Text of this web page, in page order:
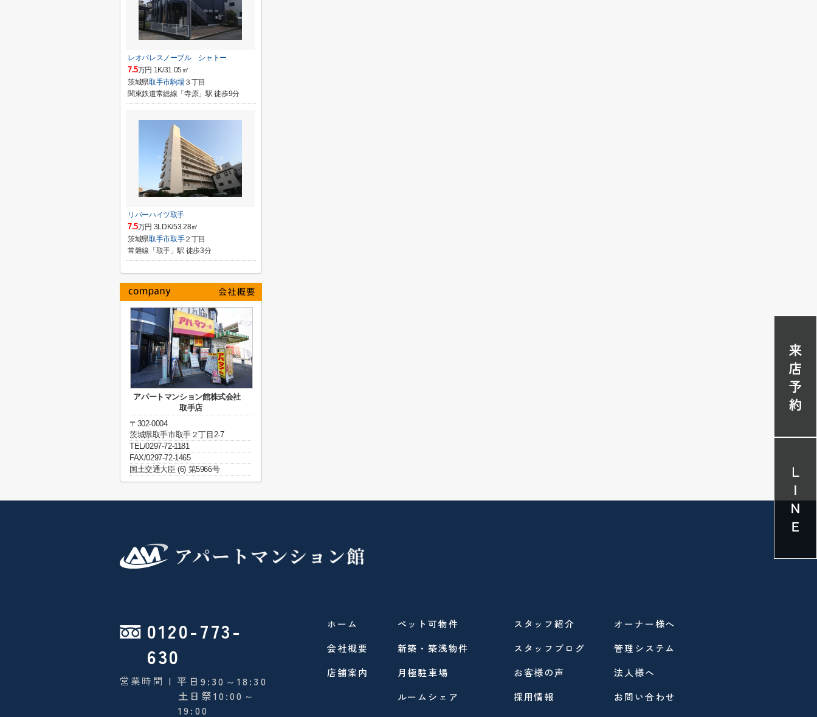
レオパレスノーブル シャトー
7.5万円 1K/31.05㎡
茨城県取手市駒場３丁目
関東鉄道常総線「寺原」駅 徒歩9分
リバーハイツ取手
7.5万円 3LDK/53.28㎡
茨城県取手市取手２丁目
常磐線「取手」駅 徒歩3分
アパートマンション館株式会社
取手店
〒302-0004
茨城県取手市取手２丁目2-7
TEL/0297-72-1181
FAX/0297-72-1465
国土交通大臣 (6) 第5966号
0120-773-
630
営業時間 | 平日9:30～18:30
土日祭10:00～
19:00
ホーム
会社概要
店舗案内
ペット可物件
新築・築浅物件
月極駐車場
ルームシェア
スタッフ紹介
スタッフブログ
お客様の声
採用情報
オーナー様へ
管理システム
法人様へ
お問い合わせ